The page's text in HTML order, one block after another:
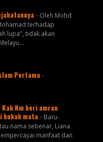
- Oleh Mohd
terhadap
lupa", tidak akan
Pertama -
Km beri amran
bukak mata - Baru-
nama sebenar, Liana
manfaat dan